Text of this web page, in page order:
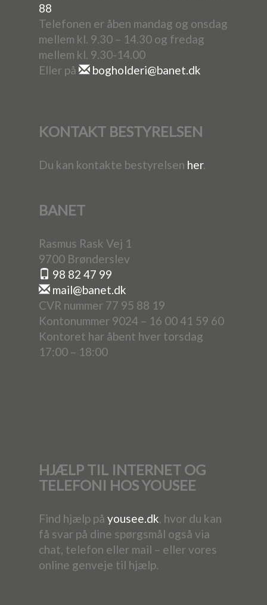
88
Telefonen er åben mandag og onsdag
mellem kl. 9.30 – 14.30 og fredag
mellem kl. 9.30-14.00
Eller på
bogholderi@banet.dk
KONTAKT BESTYRELSEN
Du kan kontakte bestyrelsen her.
BANET
Rasmus Rask Vej 1
9700 Brønderslev
98 82 47 99
mail@banet.dk
CVR nummer 77 95 88 19
Kontonummer 9024 – 16 00 41 59 60
Kontoret har åbent hver torsdag
17:00 – 18:00
HJÆLP TIL INTERNET OG
TELEFONI HOS YOUSEE
Find hjælp på yousee.dk , hvor du kan
få svar på dine spørgsmål også via
chat, telefon eller mail – eller vores
online genveje til hjælp.